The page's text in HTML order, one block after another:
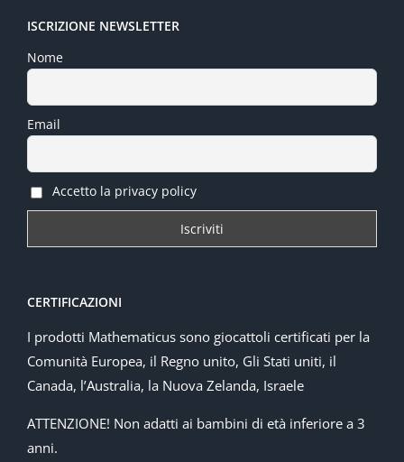
ISCRIZIONE NEWSLETTER
Nome
Email
Accetto la privacy policy
CERTIFICAZIONI
I prodotti Mathematicus sono giocattoli certificati per la
Comunità Europea, il Regno unito, Gli Stati uniti, il
Canada, l’Australia, la Nuova Zelanda, Israele
ATTENZIONE! Non adatti ai bambini di età inferiore a 3
anni.